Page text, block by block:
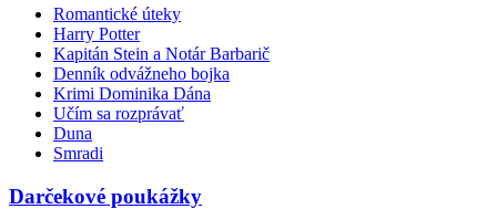
Romantické úteky
Harry Potter
Kapitán Stein a Notár Barbarič
Denník odvážneho bojka
Krimi Dominika Dána
Učím sa rozprávať
Duna
Smradi
Darčekové poukážky